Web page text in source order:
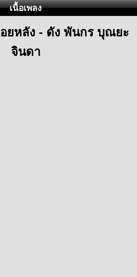
เนื้อเพลง
ยหลัง - ดัง พันกร บุณยะ
จินดา